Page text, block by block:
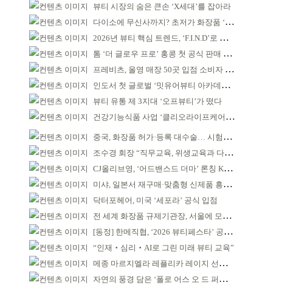
뷰티 시장의 숨은 큰손 ‘X세대’를 잡아라
다이소에 무신사까지? 초저가 화장품 ‘전성시대’
2026년 뷰티 핵심 트렌드, ‘F.I.N.D’로 읽는다
톰 ‘더 글로우 프로’ 홍콩 첫 공식 판매 완판
프레비츠, 올영 매장 50곳 입점 소비자 접점 강화
인도서 첫 글로벌 ‘밋유어뷰티 아카데미’ 출범
뷰티 유통 제 3지대 ‘오프뷰티’가 떴다
건강기능식품 사업 ‘클리오라이프케어’ 성장 본격화
중국, 화장품 허가·등록 대수술… 시험자료 공용 허용
조수경 회장 “직무교육, 위생교육과 다르다”
CJ올리브영, ‘어드밴스드 더마’ 론칭 K더마 육성 박차
미샤, 일본서 재구매·맞춤형 신제품 흥행 ‘쌍끌이’
닥터포헤어, 미국 ‘세포라’ 공식 입점
전 세계 화장품 규제기관장, 서울에 모인다
[동정] 한메직협, ‘2026 뷰티페스타’ 공동 주최
“인재‧심리‧AI로 그린 미래 뷰티 교육”
메종 마르지엘라 레플리카 레이지 선데이 모닝 디퓨저
자연의 풍경 담은 ‘폴로 어스 오 드 퍼퓸’ 4종 출시